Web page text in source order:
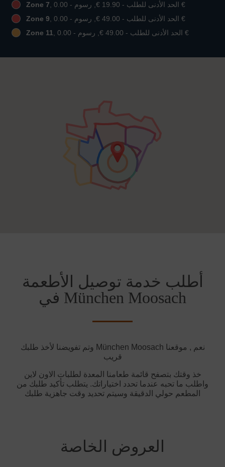
Zone 7
, الحد الأدنى للطلب - ‏19.90 €, رسوم - ‏0.00 €
Zone 9
, الحد الأدنى للطلب - ‏49.00 €, رسوم - ‏0.00 €
Zone 11
, الحد الأدنى للطلب - ‏49.00 €, رسوم - ‏0.00 €
أطلب خدمة توصيل الأطعمة
في München Moosach
وتم تفويضنا لأخذ طلبك München Moosach نعم , موقعنا
قريب
خذ وقتك بتصفح قائمة طعامنا المعدة لطلبات الاون لاين
واطلب ما تحبه عندما تحدد اختياراتك. يتطلب تأكيد طلبك من
المطعم حولي الدقيقة وسيتم تحديد وقت جاهزية طلبك
العروض الخاصة